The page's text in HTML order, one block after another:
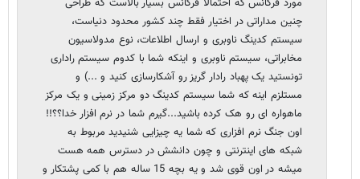
مورد فرکانس که احتمالاً فرکانس بسیار بالاست که طراحی
چنین مداراتی در اختیار فقط چند کشور محدود دنیاست،
سیستم کدینگ ناوبری و ارسال اطلاعات، نوع مدولاسیون
مخابراتی، سیستم ناوبری و اینکه شما با کدوم سیستم راداری
تونستید یک پهباد رادار گریز رو آشکارسازی کنید و ...) و
مستلزم اینه که شما سیستم کدینگ دو مرکز زمینی و یک مرکز
ماهواره ای رو هک کرده باشید...گیرم شما در نرم افزار خدا؟؟!!
اون جنگ نرم افزاری که شما یه چیزایی شنیدید مربوط به
شبکه های اینترنتی و چون دانشش در دسترس همه هست
میشه در اون قوی شد و یه بچه 15 ساله هم با کمی پشتکار و